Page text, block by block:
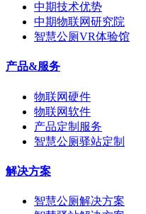
中期技术优势
中期物联网研究院
智慧公厕VR体验馆
产品&服务
物联网硬件
物联网软件
产品定制服务
智慧公厕驿站定制
解决方案
智慧公厕解决方案